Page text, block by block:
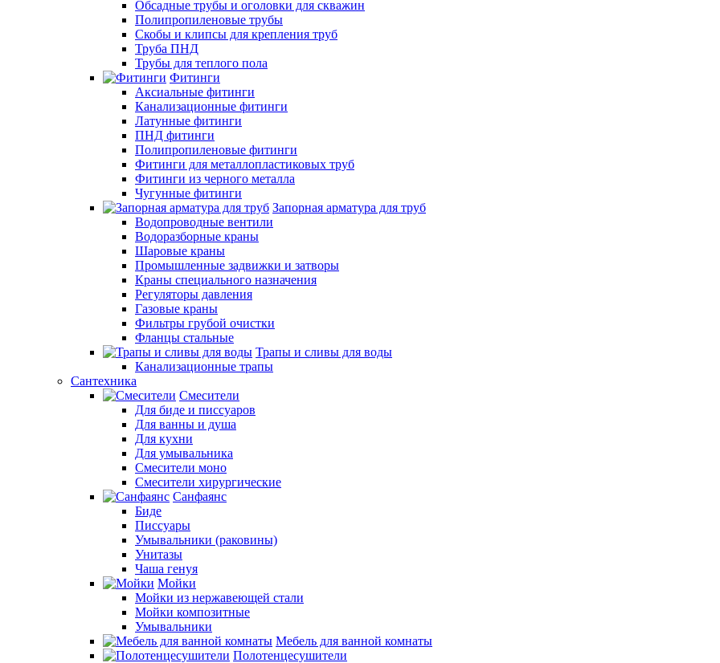
Обсадные трубы и оголовки для скважин
Полипропиленовые трубы
Скобы и клипсы для крепления труб
Труба ПНД
Трубы для теплого пола
Фитинги
Аксиальные фитинги
Канализационные фитинги
Латунные фитинги
ПНД фитинги
Полипропиленовые фитинги
Фитинги для металлопластиковых труб
Фитинги из черного металла
Чугунные фитинги
Запорная арматура для труб
Водопроводные вентили
Водоразборные краны
Шаровые краны
Промышленные задвижки и затворы
Краны специального назначения
Регуляторы давления
Газовые краны
Фильтры грубой очистки
Фланцы стальные
Трапы и сливы для воды
Канализационные трапы
Сантехника
Смесители
Для биде и писсуаров
Для ванны и душа
Для кухни
Для умывальника
Смесители моно
Смесители хирургические
Санфаянс
Биде
Писсуары
Умывальники (раковины)
Унитазы
Чаша генуя
Мойки
Мойки из нержавеющей стали
Мойки композитные
Умывальники
Мебель для ванной комнаты
Полотенцесушители